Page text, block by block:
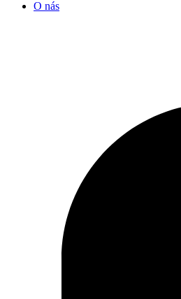
O nás